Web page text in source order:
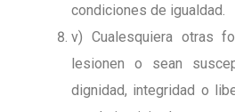
condiciones de igualdad.
v) Cualesquiera otras
lesionen o sean
dignidad, integridad o